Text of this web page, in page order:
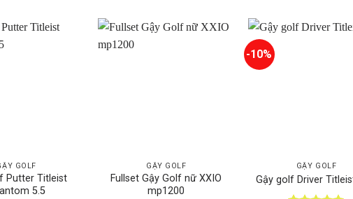
GOLF
Putter Titleist
5.5
GẬY GOLF
Fullset Gậy Golf nữ XXIO
mp1200
-10%
GẬY GOLF
Gậy golf Driver